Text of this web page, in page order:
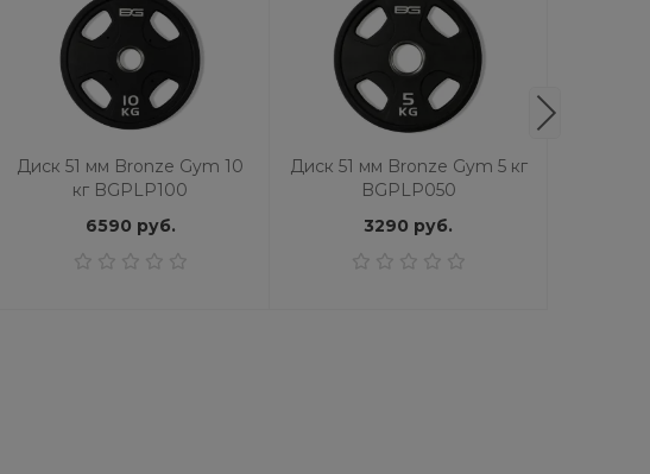
Диск 51 мм Bronze Gym 10
кг BGPLP100
6590 руб.
Диск 51 мм Bronze Gym 5 кг
BGPLP050
3290 руб.